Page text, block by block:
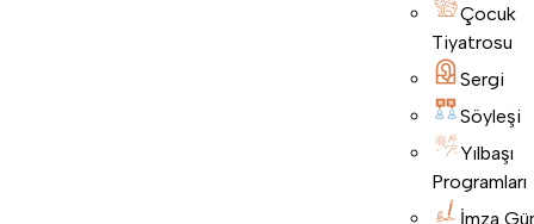
Çocuk
Tiyatrosu
Sergi
Söyleşi
Yılbaşı
Programları
İmza